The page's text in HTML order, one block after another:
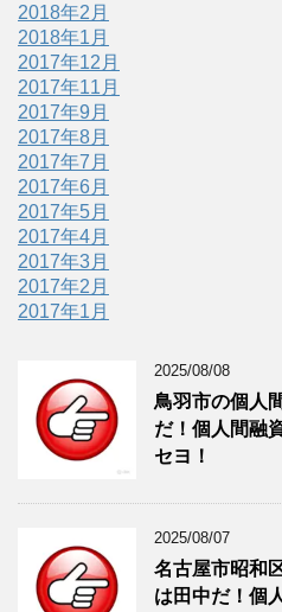
2018年2月
2018年1月
2017年12月
2017年11月
2017年9月
2017年8月
2017年7月
2017年6月
2017年5月
2017年4月
2017年3月
2017年2月
2017年1月
2025/08/08
鳥羽市の個人
だ！個人間融
セヨ！
2025/08/07
名古屋市昭和
は田中だ！個